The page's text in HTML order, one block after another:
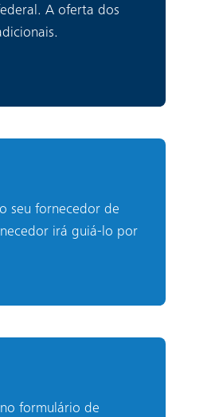
A oferta dos
seu fornecedor de
irá guiá-lo por
formulário de